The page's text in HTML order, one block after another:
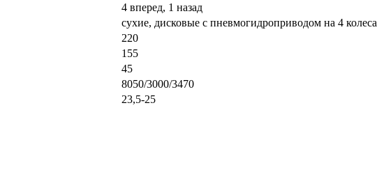
4 вперед, 1 назад
сухие, дисковые с пневмогидроприводом на 4 колеса
220
155
45
8050/3000/3470
23,5-25